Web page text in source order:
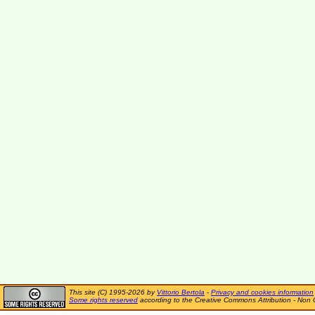
This site (C) 1995-2026 by Vittorio Bertola - Privacy and cookies information
Some rights reserved according to the Creative Commons Attribution - Non